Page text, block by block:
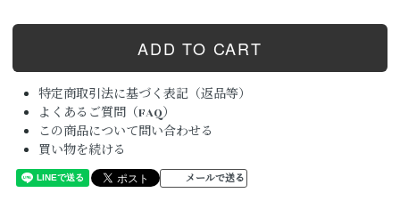
特定商取引法に基づく表記（返品等）
よくあるご質問（FAQ）
この商品について問い合わせる
買い物を続ける
メールで送る